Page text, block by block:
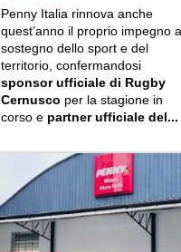
Penny Italia rinnova anche
quest’anno il proprio impegno a
sostegno dello sport e del
territorio, confermandosi
sponsor ufficiale di Rugby
Cernusco per la stagione in
corso e partner ufficiale del...